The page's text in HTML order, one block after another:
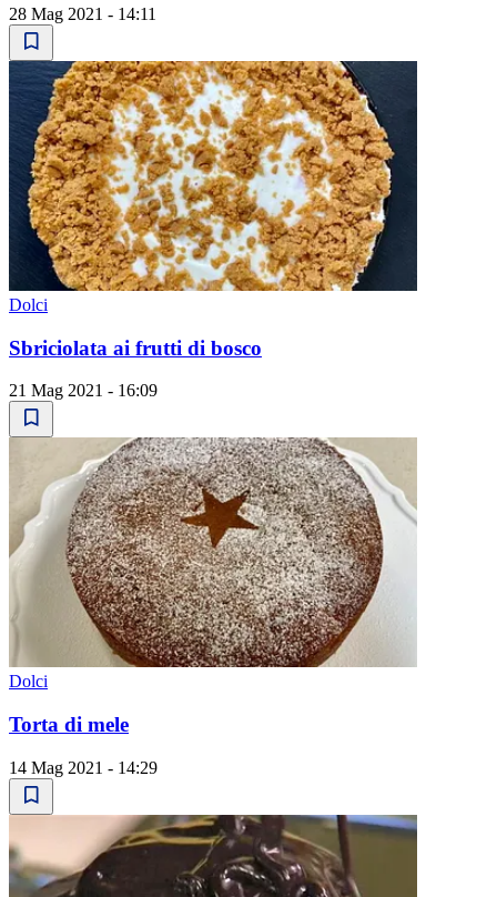
28 Mag 2021 - 14:11
Dolci
Sbriciolata ai frutti di bosco
21 Mag 2021 - 16:09
Dolci
Torta di mele
14 Mag 2021 - 14:29